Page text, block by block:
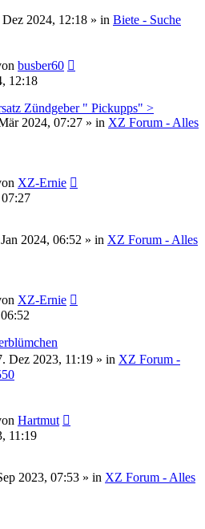
Dez 2024, 12:18 » in Biete - Suche
busber60
12:18
Zündgeber " Pickupps" >
2024, 07:27 » in XZ Forum - Alles
XZ-Ernie
2024, 06:52 » in XZ Forum - Alles
XZ-Ernie
Dez 2023, 11:19 » in XZ Forum -
Hartmut
11:19
2023, 07:53 » in XZ Forum - Alles